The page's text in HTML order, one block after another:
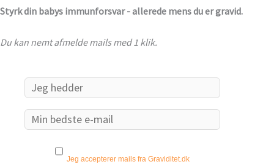
Styrk din babys immunforsvar - allerede mens du er gravid.
Du kan nemt afmelde mails med 1 klik.
Jeg accepterer mails fra Graviditet.dk